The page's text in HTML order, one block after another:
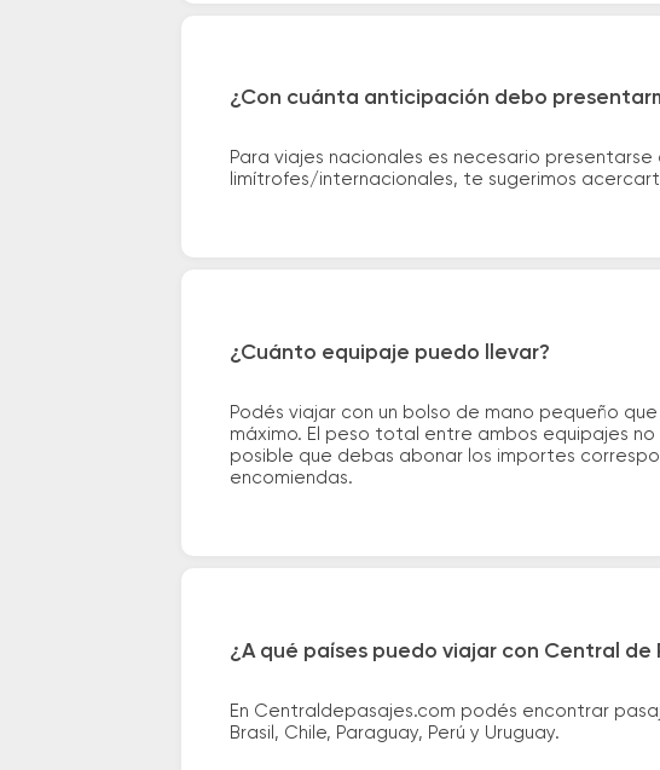
¿Con cuánta anticipación debo
Para viajes nacionales es necesario
limítrofes/internacionales, te sugerimos
¿Cuánto equipaje puedo llevar?
Podés viajar con un bolso de mano pequeño
máximo. El peso total entre ambos equipajes
posible que debas abonar los importes
encomiendas.
¿A qué países puedo viajar con Central de
En Centraldepasajes.com podés encontrar
Brasil, Chile, Paraguay, Perú y Uruguay.